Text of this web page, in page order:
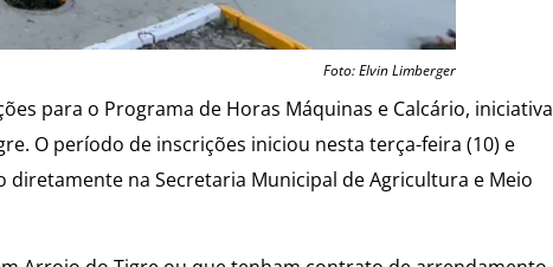
Foto: Elvin Limberger
para o Programa de Horas Máquinas e Calcário, iniciativa
O período de inscrições iniciou nesta terça-feira (10) e
na Secretaria Municipal de Agricultura e Meio